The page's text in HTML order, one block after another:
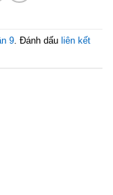
9. Đánh dấu liên kết